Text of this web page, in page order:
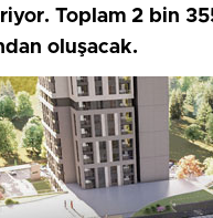
Toplam 2 bin
oluşacak.